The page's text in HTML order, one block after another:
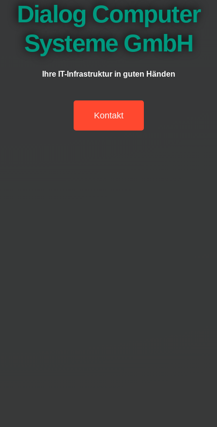
Dialog Computer
Systeme GmbH
Ihre IT-Infrastruktur in guten Händen
Kontakt